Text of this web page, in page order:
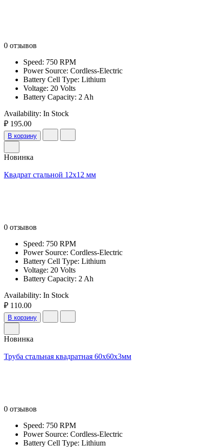
0 отзывов
Speed: 750 RPM
Power Source: Cordless-Electric
Battery Cell Type: Lithium
Voltage: 20 Volts
Battery Capacity: 2 Ah
Availability: In Stock
₽ 195.00
В корзину
Новинка
Квадрат стальной 12х12 мм
0 отзывов
Speed: 750 RPM
Power Source: Cordless-Electric
Battery Cell Type: Lithium
Voltage: 20 Volts
Battery Capacity: 2 Ah
Availability: In Stock
₽ 110.00
В корзину
Новинка
Труба стальная квадратная 60х60х3мм
0 отзывов
Speed: 750 RPM
Power Source: Cordless-Electric
Battery Cell Type: Lithium